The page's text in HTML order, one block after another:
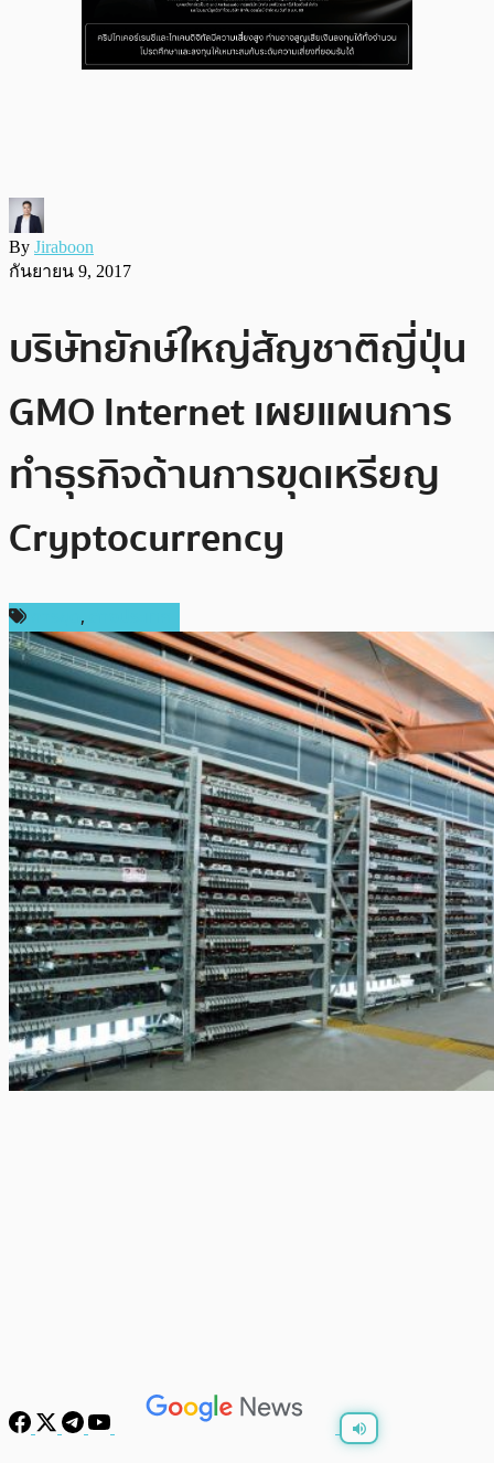
By Jiraboon
กันยายน 9, 2017
บริษัทยักษ์ใหญ่สัญชาติญี่ปุ่น
GMO Internet เผยแผนการ
ทำธุรกิจด้านการขุดเหรียญ
Cryptocurrency
,